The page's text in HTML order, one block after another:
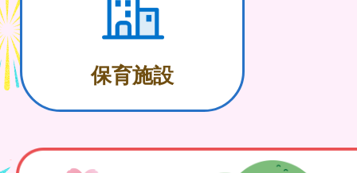
保育施設